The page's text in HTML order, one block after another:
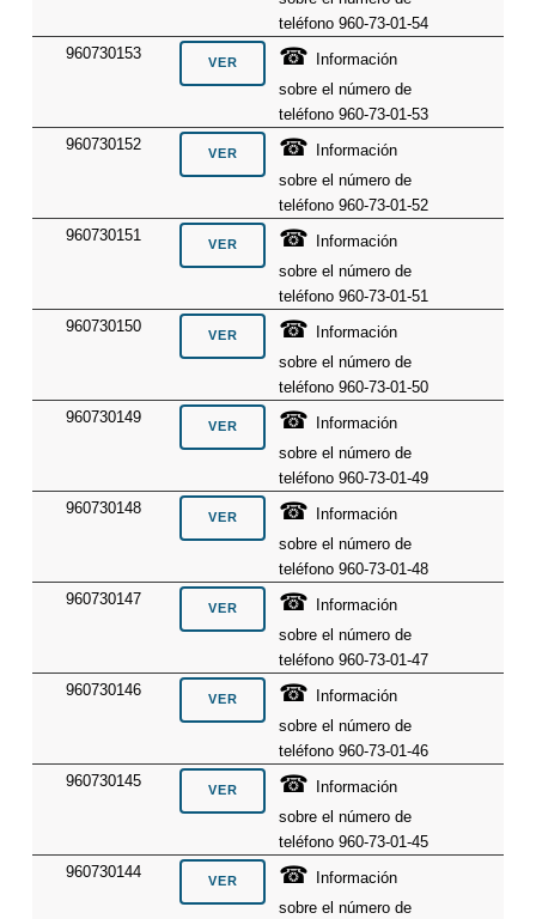
teléfono 960-73-01-54
960730153
☎
Información
sobre el número de
teléfono 960-73-01-53
960730152
☎
Información
sobre el número de
teléfono 960-73-01-52
960730151
☎
Información
sobre el número de
teléfono 960-73-01-51
960730150
☎
Información
sobre el número de
teléfono 960-73-01-50
960730149
☎
Información
sobre el número de
teléfono 960-73-01-49
960730148
☎
Información
sobre el número de
teléfono 960-73-01-48
960730147
☎
Información
sobre el número de
teléfono 960-73-01-47
960730146
☎
Información
sobre el número de
teléfono 960-73-01-46
960730145
☎
Información
sobre el número de
teléfono 960-73-01-45
960730144
☎
Información
sobre el número de